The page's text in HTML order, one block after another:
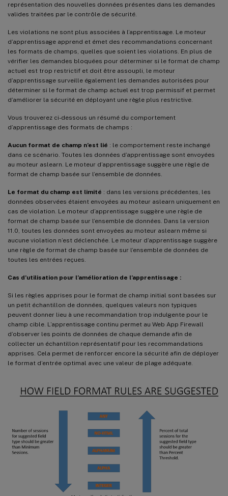
représentation des nouvelles données présentes dans les demandes
valides traitées par le contrôle de sécurité.
Les violations ne sont plus associées à l’apprentissage. Le moteur
d’apprentissage apprend et émet des recommandations concernant
les formats de champs, quelles que soient les violations. En plus de
vérifier les demandes bloquées pour déterminer si le format de champ
actuel est trop restrictif et doit être assoupli, le moteur
d’apprentissage surveille également les demandes autorisées pour
déterminer si le format de champ actuel est trop permissif et permet
d’améliorer la sécurité en déployant une règle plus restrictive.
Vous trouverez ci-dessous un résumé du comportement
d’apprentissage des formats de champs :
Aucun format de champ n’est lié : le comportement reste inchangé
dans ce scénario. Toutes les données d’apprentissage sont envoyées
au moteur aslearn. Le moteur d’apprentissage suggère une règle de
format de champ basée sur l’ensemble de données.
Le format du champ est limité : dans les versions précédentes, les
données observées étaient envoyées au moteur aslearn uniquement en
cas de violation. Le moteur d’apprentissage suggère une règle de
format de champ basée sur l’ensemble de données. Dans la version
11.0, toutes les données sont envoyées au moteur aslearn même si
aucune violation n’est déclenchée. Le moteur d’apprentissage suggère
une règle de format de champ basée sur l’ensemble de données de
toutes les entrées reçues.
Cas d’utilisation pour l’amélioration de l’apprentissage :
Si les règles apprises pour le format de champ initial sont basées sur
un petit échantillon de données, quelques valeurs non typiques
peuvent donner lieu à une recommandation trop indulgente pour le
champ cible. L’apprentissage continu permet au Web App Firewall
d’observer les points de données de chaque demande afin de
collecter un échantillon représentatif pour les recommandations
apprises. Cela permet de renforcer encore la sécurité afin de déployer
le format d’entrée optimal avec une valeur de plage adéquate.